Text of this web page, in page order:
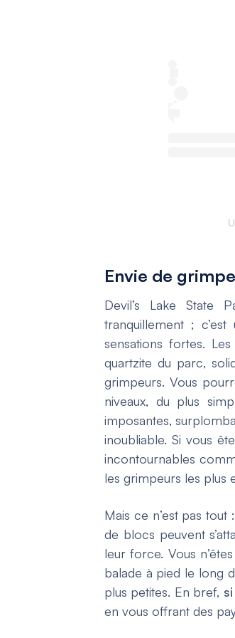
Envie de
Devil’s Lake State
tranquillement ; c’est
sensations fortes.
quartzite du parc,
grimpeurs. Vous
niveaux, du plus
imposantes,
inoubliable. Si vous
incontournables
les grimpeurs les plus
Mais ce n’est pas tout
de blocs peuvent
leur force. Vous
balade à pied le long
plus petites. En bref,
en vous offrant des